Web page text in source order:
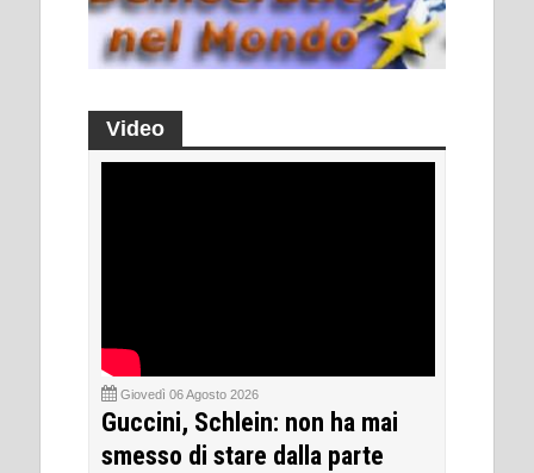
Video
Giovedì 06 Agosto 2026
Guccini, Schlein: non ha mai
smesso di stare dalla parte